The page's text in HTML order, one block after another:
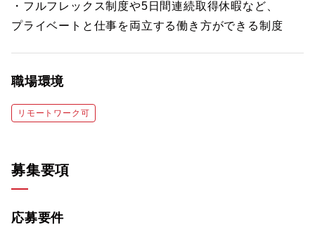
・フルフレックス制度や5日間連続取得休暇など、
プライベートと仕事を両立する働き方ができる制度
職場環境
リモートワーク可
募集要項
応募要件